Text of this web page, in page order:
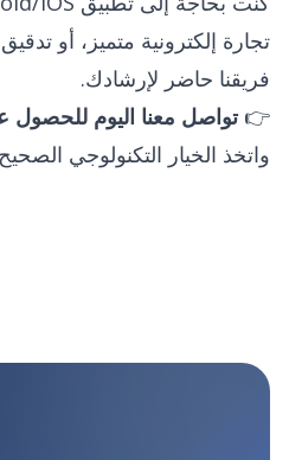
تجارة إلكترونية متميز، أو
فريقنا حاضر لإرشادك.
👉تواصل معنا اليوم
واتخذ الخيار التكنولوجي